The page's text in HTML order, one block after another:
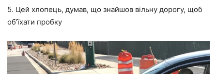
5. Цей хлопець, думав, що знайшов вільну дорогу, щоб
об’їхати пробку